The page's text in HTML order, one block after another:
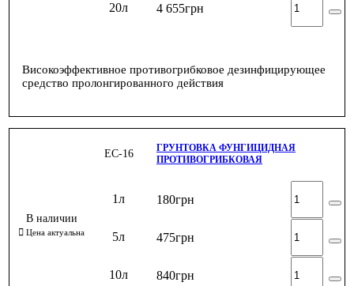
20л 4 655грн
Високоэффективное противогрибковое дезинфицирующее
средство пролонгированного действия
ЕС-16
ГРУНТОВКА ФУНГИЦИДНАЯ
ПРОТИВОГРИБКОВАЯ
1л 180грн
5л 475грн
10л 840грн